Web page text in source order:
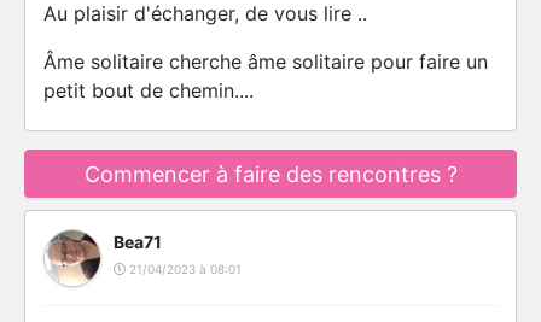
Au plaisir d'échanger, de vous lire ..
Âme solitaire cherche âme solitaire pour faire un
petit bout de chemin....
Commencer à faire des rencontres ?
Bea71
21/04/2023 à 08:01